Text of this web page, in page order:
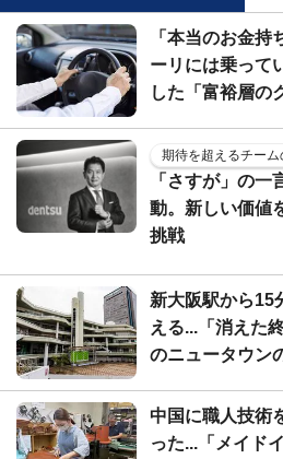
「本当のお金持
ーリには乗って
した「富裕層の
期待を超えるチーム
「さすが」の
動。新しい価値
挑戦
新大阪駅から15
える...「消えた
のニュータウン
中国に職人技術
った...「メイド